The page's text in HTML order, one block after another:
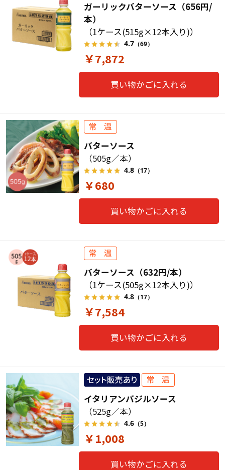
ガーリックバターソース（656円/
本）
（1ケース(515g×12本入り)）
4.7（69）
￥7,872
買い物かごに入れる
バターソース
（505g／本）
4.8（17）
￥680
買い物かごに入れる
バターソース（632円/本）
（1ケース(505g×12本入り)）
4.8（17）
￥7,584
買い物かごに入れる
イタリアンバジルソース
（525g／本）
4.6（5）
￥1,008
買い物かごに入れる